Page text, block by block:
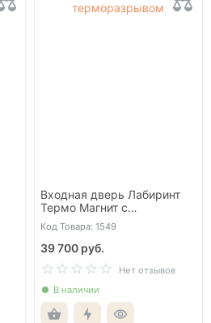
Входная дверь Лабиринт
Термо Магнит с
терморазрывом
Код Товара: 1549
39 700 руб.
Нет отзывов
В наличии